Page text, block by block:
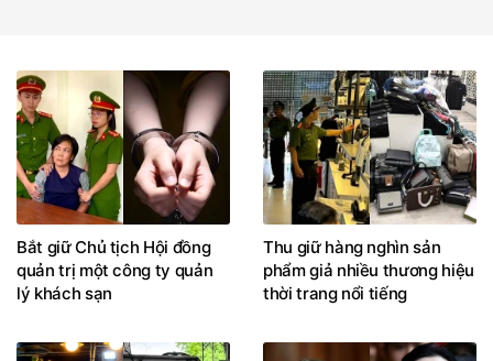
Bắt giữ Chủ tịch Hội đồng
quản trị một công ty quản
lý khách sạn
Thu giữ hàng nghìn sản
phẩm giả nhiều thương hiệu
thời trang nổi tiếng